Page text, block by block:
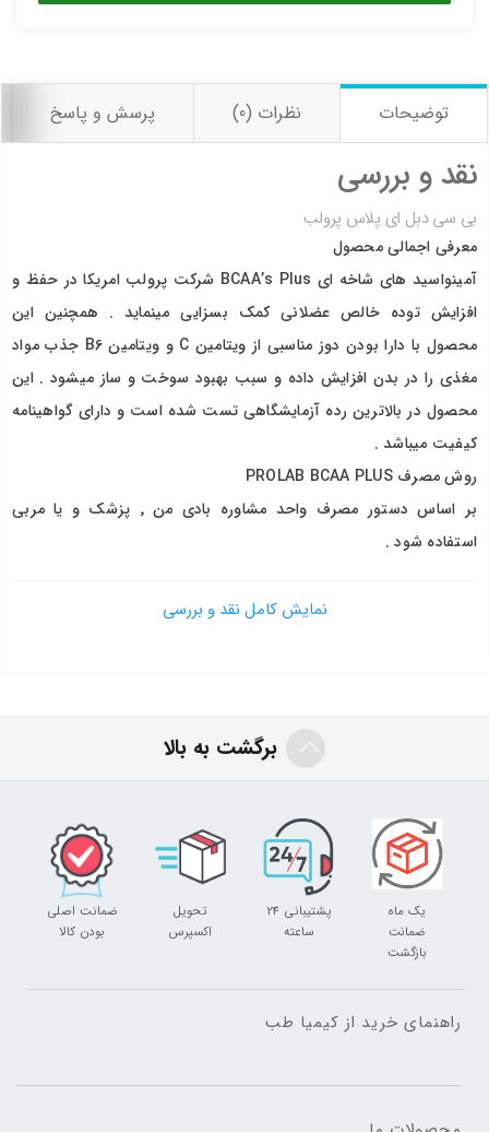
توضیحات نظرات (0) پرسش و پاسخ
نقد و بررسی
بی سی دبل ای پلاس پرولب
معرفی اجمالی محصول
آمینواسید های شاخه ای BCAA’s Plus شرکت پرولب امریکا در حفظ و
افزایش توده خالص عضلانی کمک بسزایی مینماید . همچنین این
محصول با دارا بودن دوز مناسبی از ویتامین C و ویتامین B6 جذب مواد
مغذی را در بدن افزایش داده و سبب بهبود سوخت و ساز میشود . این
محصول در بالاترین رده آزمایشگاهی تست شده است و دارای گواهینامه
کیفیت میباشد .
روش مصرف PROLAB BCAA PLUS
بر اساس دستور مصرف واحد مشاوره بادی من ٬ پزشک و یا مربی
استفاده شود .
افرادی که تحت درمان قرار دارند، بیماری خاص دارند یا خانم های باردار
هشدارهای روی جلد را قبل از مصرف مطالعه کنید .
بهتر است قبل از مصرف با مربی، پزشک و یا کارشناس تغذیه مشورت کنید
ممکن است تصویر مورد استفاده از محصول در وبسایت ٬ در برخی
جزئیات متفاوت از محصول ارسالی باشد . علت این موضوع ایجاد تغییرات
هر سری ساخت جدید به منظور جلوگیری از تقلب و کپی کاری افراد
نمایش کامل نقد و بررسی
برگشت به بالا
یک ماه
ضمانت
بازگشت
پشتیبانی 24
ساعته
تحویل
اکسپرس
ضمانت اصلی
بودن کالا
راهنمای خرید از کیمیا طب